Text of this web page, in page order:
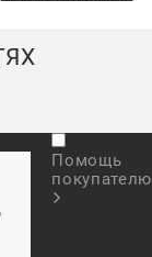
Помощь
покупателю